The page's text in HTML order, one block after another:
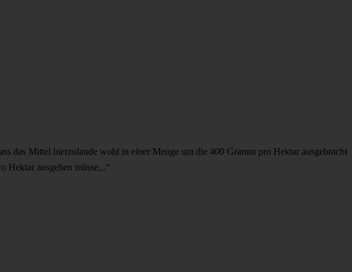
das Mittel hierzulande wohl in einer Menge um die 400 Gramm pro Hektar ausgebracht
ausgehen müsse,..“